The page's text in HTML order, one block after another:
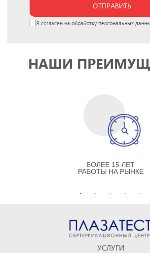
ОТПРАВИТЬ
Я согласен на обработку персональных
НАШИ
БОЛЕЕ 15 ЛЕТ
РАБОТЫ НА РЫНКЕ
УСЛУГИ